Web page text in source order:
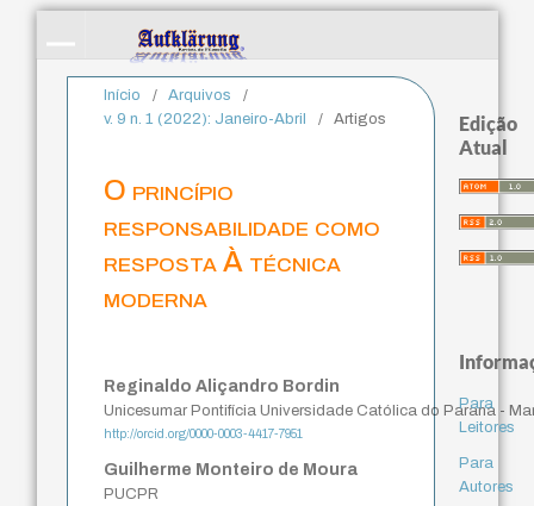
Início / Arquivos
/
v. 9 n. 1 (2022): Janeiro-Abril
/ Artigos
O princípio
responsabilidade como
resposta À técnica
moderna
Reginaldo Aliçandro Bordin
Unicesumar Pontifícia Universidade Católica do Parana -
http://orcid.org/0000-0003-4417-7951
Guilherme Monteiro de Moura
PUCPR
Edição
Atual
Para
Leitores
Para
Autores